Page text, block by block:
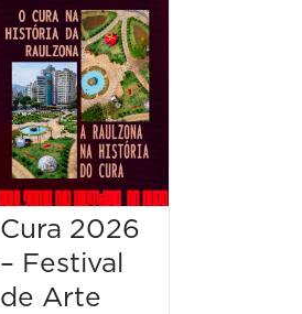
Cura 2026
– Festival
de Arte